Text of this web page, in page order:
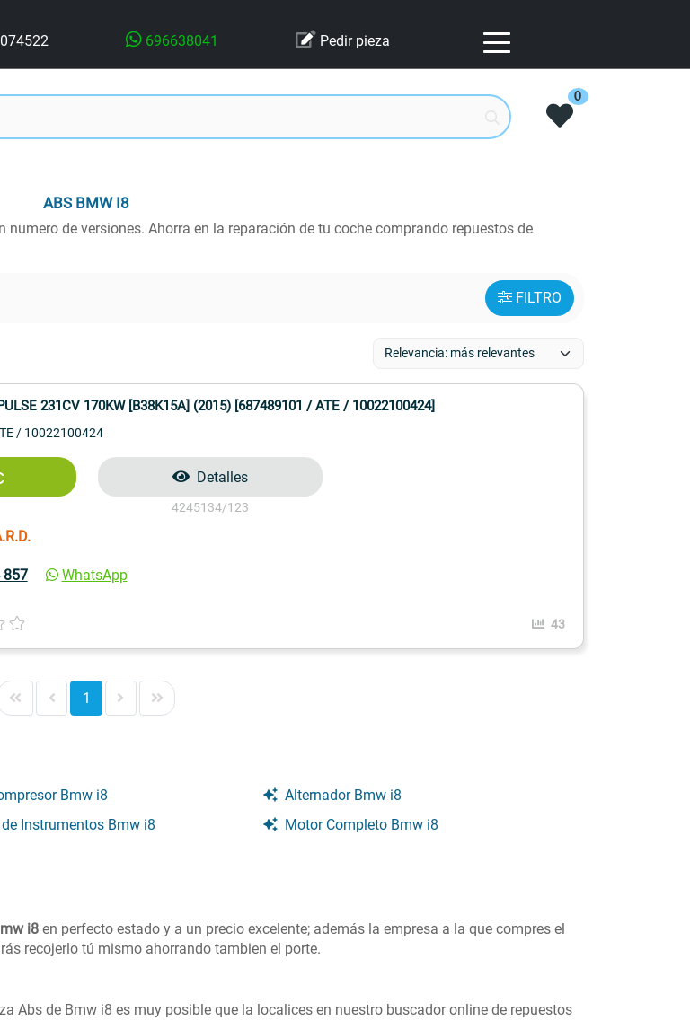
696638041 Pedir pieza
0
ABSBMW I8
numero de versiones. Ahorra en la reparación de tu coche comprando repuestos de
FILTRO
231CV 170KW [B38K15A] (2015) [687489101 / ATE / 10022100424]
/ 10022100424
Detalles
4245134/123
857
WhatsApp
43
1
Bmw i8
Alternador Bmw i8
Instrumentos Bmw i8 Motor Completo Bmw i8
i8 en perfecto estado y a un precio excelente; además la empresa a la que compres el
recojerlo tú mismo ahorrando tambien el porte.
Abs de Bmw i8 es muy posible que la localices en nuestro buscador online de repuestos